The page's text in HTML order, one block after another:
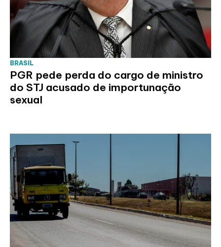
BRASIL
PGR pede perda do cargo de ministro
do STJ acusado de importunação
sexual